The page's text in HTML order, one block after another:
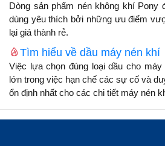
Dòng sản phẩm nén không khí Pony
dùng yêu thích bởi những ưu điểm
lại giá thành rẻ.
Tìm hiểu về dầu máy nén khí
Việc lựa chọn đúng loại dầu cho
lớn trong việc hạn chế các sự cố và
ổn định nhất cho các chi tiết máy nén